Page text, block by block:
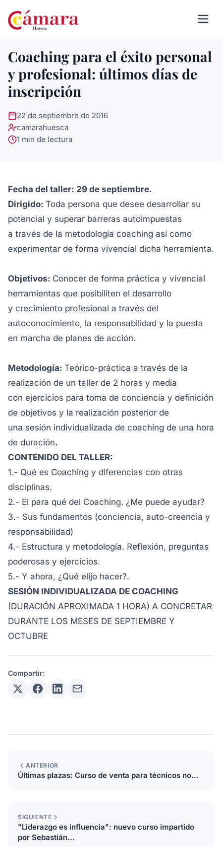
Coaching para el éxito personal
y profesional: últimos días de
inscripción
22 de septiembre de 2016
camarahuesca
1 min de lectura
Fecha del taller: 29 de septiembre.
Dirigido: Toda persona que desee desarrollar su
potencial y superar barreras autoimpuestas
a través de la metodología coaching así como
experimentar de forma vivencial dicha herramienta.
Objetivos: Conocer de forma práctica y vivencial
herramientas que posibiliten el desarrollo
y crecimiento profesional a través del
autoconocimiento, la responsabilidad y la puesta
en marcha de planes de acción.
Metodología: Teórico-práctica a través de la
realización de un taller de 2 horas y media
con ejercicios para toma de conciencia y definición
de objetivos y la realización posterior de
una sesión individualizada de coaching de una hora
de duración.
CONTENIDO DEL TALLER:
1.- Qué es Coaching y diferencias con otras
disciplinas.
2.- El para qué del Coaching. ¿Me puede ayudar?
3.- Sus fundamentos (conciencia, auto-creencia y
responsabilidad)
4.- Estructura y metodología. Reflexión, preguntas
poderosas y ejercicios.
5.- Y ahora, ¿Qué elijo hacer?.
SESIÓN INDIVIDUALIZADA DE COACHING
(DURACIÓN APROXIMADA 1 HORA) A CONCRETAR
DURANTE LOS MESES DE SEPTIEMBRE Y
OCTUBRE
Compartir:
ANTERIOR
Últimas plazas: Curso de venta para técnicos no...
SIGUIENTE
"Liderazgo es influencia": nuevo curso impartido
por Sebastián...